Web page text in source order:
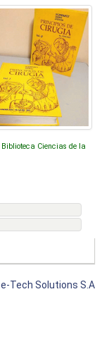
Biblioteca Ciencias de la
e-Tech Solutions S.A